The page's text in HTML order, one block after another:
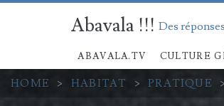
Abavala !!! Des
ABAVALA.TV CULTURE
HOME > HABITAT > PRATIQUE >